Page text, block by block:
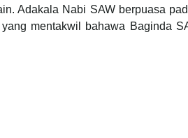
Adakala Nabi SAW berpuasa
mentakwil bahawa Baginda